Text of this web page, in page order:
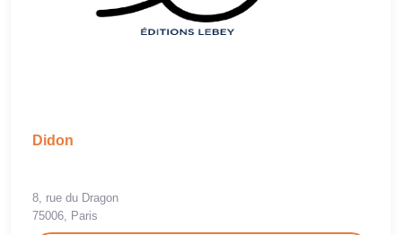
Didon
8, rue du Dragon
75006, Paris